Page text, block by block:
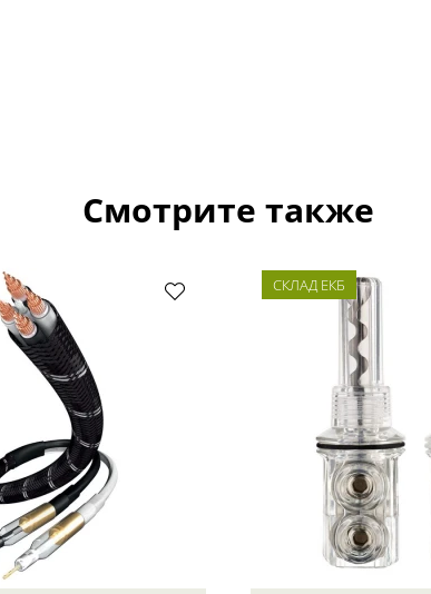
Смотрите также
СКЛАД ЕКБ